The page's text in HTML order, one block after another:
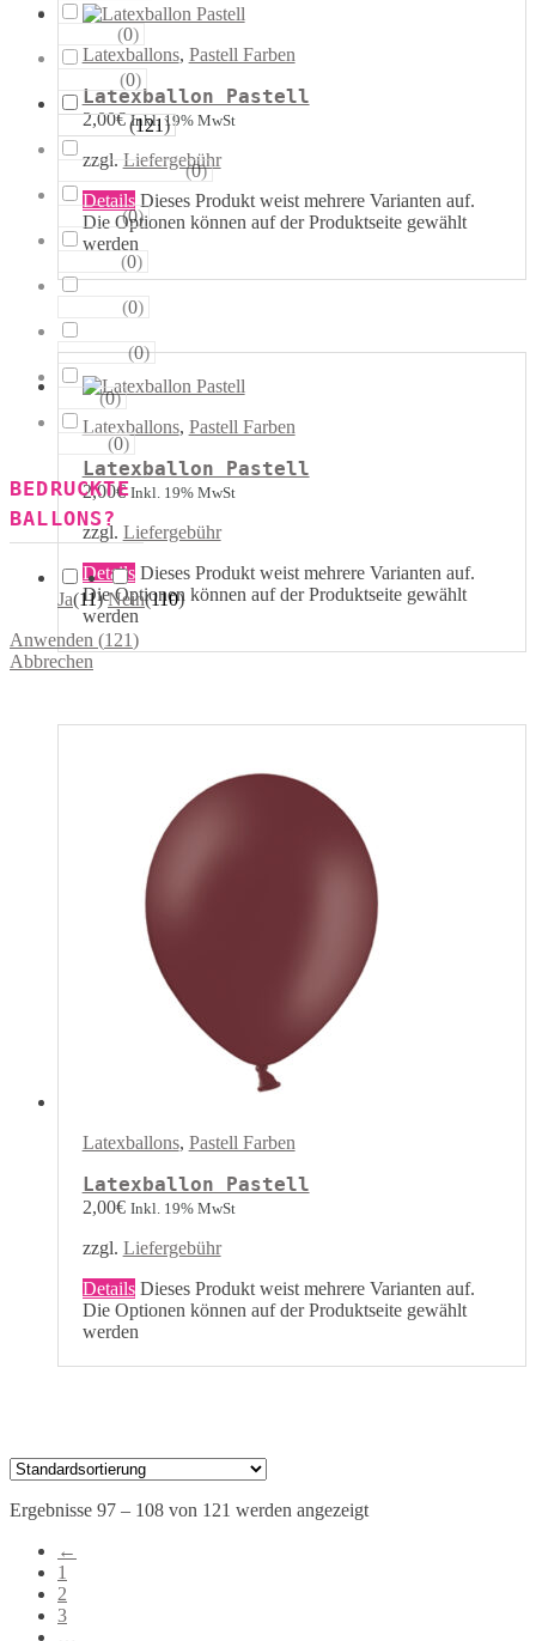
Latexballons, Pastell Farben
Latexballon Pastell
2,00€ Inkl. 19% MwSt
zzgl. Liefergebühr
Details Dieses Produkt weist mehrere Varianten auf.
Die Optionen können auf der Produktseite gewählt
werden
Latexballons, Pastell Farben
Latexballon Pastell
2,00€ Inkl. 19% MwSt
zzgl. Liefergebühr
Details Dieses Produkt weist mehrere Varianten auf.
Die Optionen können auf der Produktseite gewählt
werden
Latexballons, Pastell Farben
Latexballon Pastell
2,00€ Inkl. 19% MwSt
zzgl. Liefergebühr
Details Dieses Produkt weist mehrere Varianten auf.
Die Optionen können auf der Produktseite gewählt
werden
Ergebnisse 97 – 108 von 121 werden angezeigt
←
1
2
3
(0)
(0)
Tropfen (121)
Riesen−Kugeln (0)
Eckige (0)
(0)
(0)
Figuren (0)
123 (0)
(0)
BEDRUCKTE
BALLONS?
Ja(11) Nein(110)
Anwenden (121)
Abbrechen